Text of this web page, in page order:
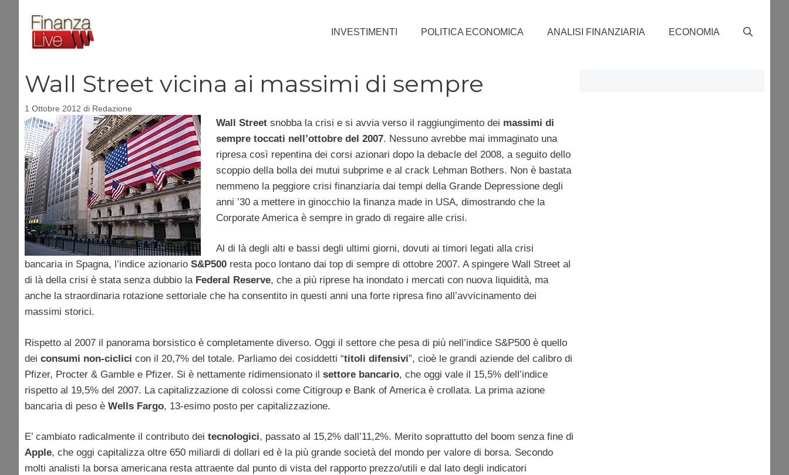
contenuto
INVESTIMENTI POLITICA ECONOMICA ANALISI FINANZIARIA ECONOMIA
Wall Street vicina ai massimi di sempre
1 Ottobre 2012 di Redazione
Wall Street snobba la crisi e si avvia verso il raggiungimento dei massimi di
sempre toccati nell’ottobre del 2007. Nessuno avrebbe mai immaginato una
ripresa così repentina dei corsi azionari dopo la debacle del 2008, a seguito dello
scoppio della bolla dei mutui subprime e al crack Lehman Bothers. Non è bastata
nemmeno la peggiore crisi finanziaria dai tempi della Grande Depressione degli
anni ’30 a mettere in ginocchio la finanza made in USA, dimostrando che la
Corporate America è sempre in grado di regaire alle crisi.
Al di là degli alti e bassi degli ultimi giorni, dovuti ai timori legati alla crisi
bancaria in Spagna, l’indice azionario S&P500 resta poco lontano dai top di sempre di ottobre 2007. A spingere Wall Street al
di là della crisi è stata senza dubbio la Federal Reserve, che a più riprese ha inondato i mercati con nuova liquidità, ma
anche la straordinaria rotazione settoriale che ha consentito in questi anni una forte ripresa fino all’avvicinamento dei
massimi storici.
Rispetto al 2007 il panorama borsistico è completamente diverso. Oggi il settore che pesa di più nell’indice S&P500 è quello
dei consumi non-ciclici con il 20,7% del totale. Parliamo dei cosiddetti “titoli difensivi”, cioè le grandi aziende del calibro di
Pfizer, Procter & Gamble e Pfizer. Si è nettamente ridimensionato il settore bancario, che oggi vale il 15,5% dell’indice
rispetto al 19,5% del 2007. La capitalizzazione di colossi come Citigroup e Bank of America è crollata. La prima azione
bancaria di peso è Wells Fargo, 13-esimo posto per capitalizzazione.
E’ cambiato radicalmente il contributo dei tecnologici, passato al 15,2% dall’11,2%. Merito soprattutto del boom senza fine di
Apple, che oggi capitalizza oltre 650 miliardi di dollari ed è la più grande società del mondo per valore di borsa. Secondo
molti analisti la borsa americana resta attraente dal punto di vista del rapporto prezzo/utili e dal lato degli indicatori